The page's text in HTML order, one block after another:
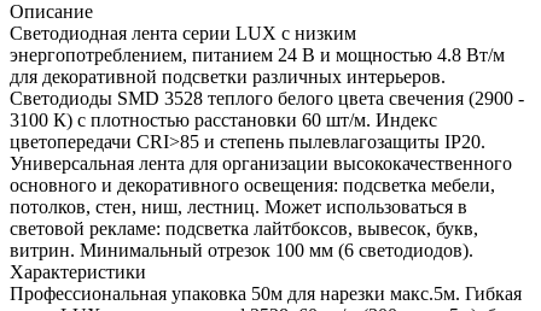
Описание
Светодиодная лента серии LUX с низким
энергопотреблением, питанием 24 В и мощностью 4.8 Вт/м
для декоративной подсветки различных интерьеров.
Светодиоды SMD 3528 теплого белого цвета свечения (2900 -
3100 К) с плотностью расстановки 60 шт/м. Индекс
цветопередачи CRI>85 и степень пылевлагозащиты IP20.
Универсальная лента для организации высококачественного
основного и декоративного освещения: подсветка мебели,
потолков, стен, ниш, лестниц. Может использоваться в
световой рекламе: подсветка лайтбоксов, вывесок, букв,
витрин. Минимальный отрезок 100 мм (6 светодиодов).
Характеристики
Профессиональная упаковка 50м для нарезки макс.5м. Гибкая